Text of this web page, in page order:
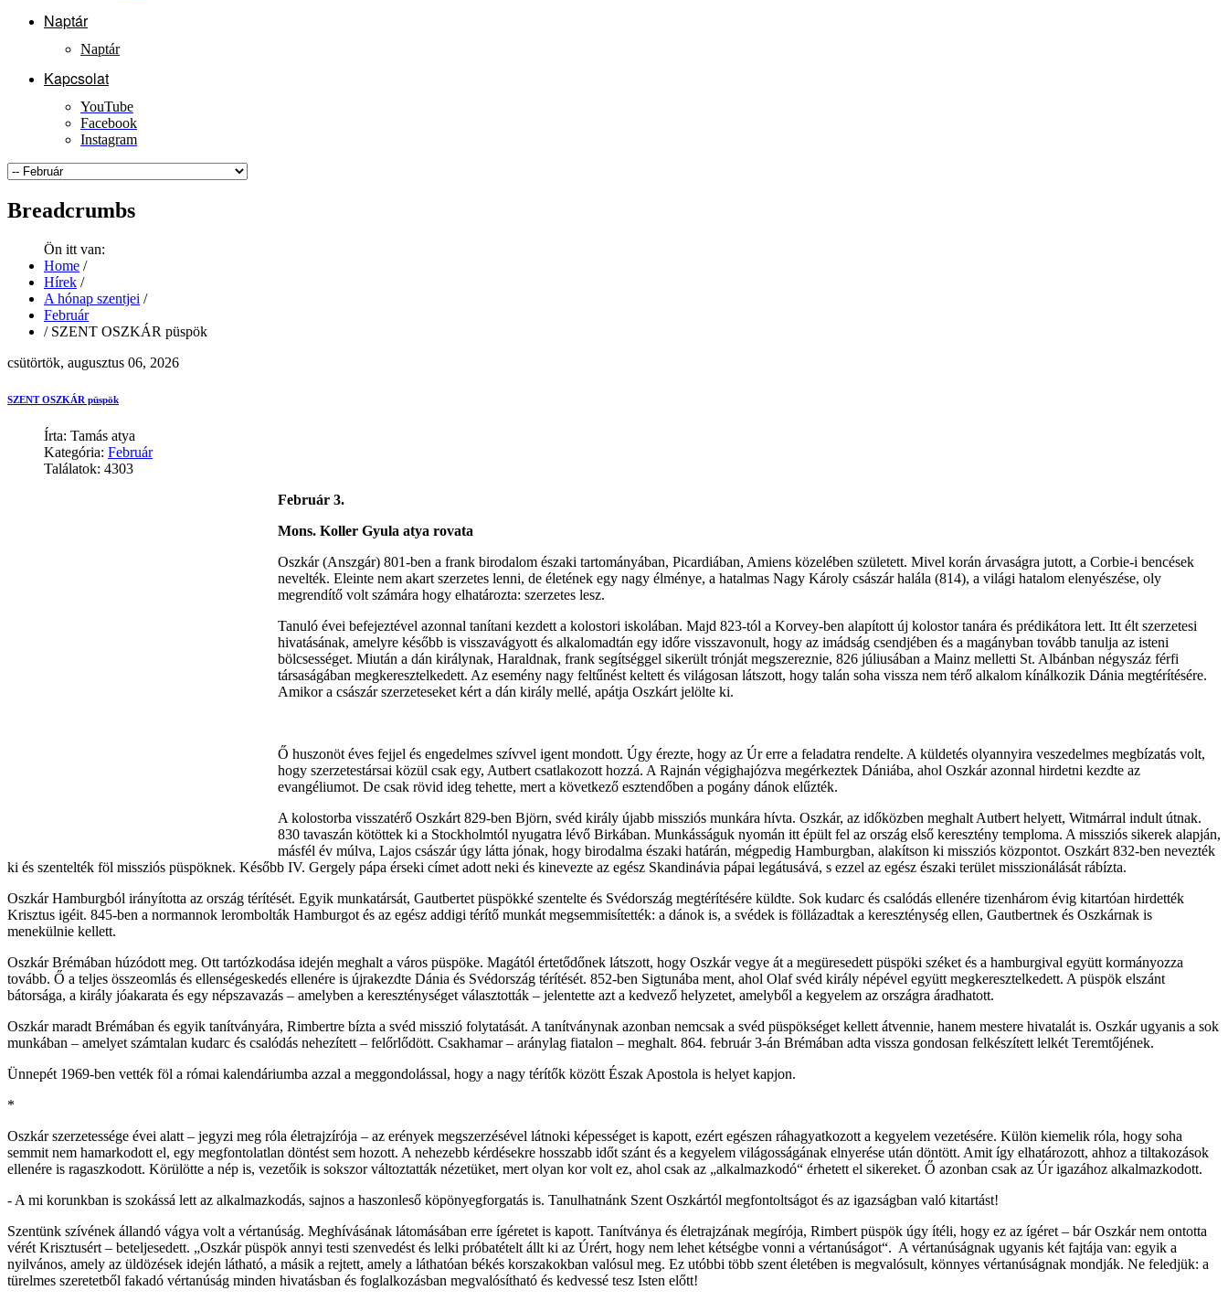
Naptár
Naptár
Kapcsolat
YouTube
Facebook
Instagram
Breadcrumbs
Ön itt van:
Home /
Hírek /
A hónap szentjei /
Február
/ SZENT OSZKÁR püspök
csütörtök, augusztus 06, 2026
SZENT OSZKÁR püspök
Írta: Tamás atya
Kategória: Február
Találatok: 4303
Február 3.
Mons. Koller Gyula atya rovata
Oszkár (Anszgár) 801-ben a frank birodalom északi tartományában, Picardiában, Amiens közelében született. Mivel korán árvaságra jutott, a Corbie-i bencések
nevelték. Eleinte nem akart szerzetes lenni, de életének egy nagy élménye, a hatalmas Nagy Károly császár halála (814), a világi hatalom elenyészése, oly
megrendítő volt számára hogy elhatározta: szerzetes lesz.
Tanuló évei befejeztével azonnal tanítani kezdett a kolostori iskolában. Majd 823-tól a Korvey-ben alapított új kolostor tanára és prédikátora lett. Itt élt szerzetesi
hivatásának, amelyre később is visszavágyott és alkalomadtán egy időre visszavonult, hogy az imádság csendjében és a magányban tovább tanulja az isteni
bölcsességet. Miután a dán királynak, Haraldnak, frank segítséggel sikerült trónját megszereznie, 826 júliusában a Mainz melletti St. Albánban négyszáz férfi
társaságában megkeresztelkedett. Az esemény nagy feltűnést keltett és világosan látszott, hogy talán soha vissza nem térő alkalom kínálkozik Dánia megtérítésére.
Amikor a császár szerzeteseket kért a dán király mellé, apátja Oszkárt jelölte ki.
Ő huszonöt éves fejjel és engedelmes szívvel igent mondott. Úgy érezte, hogy az Úr erre a feladatra rendelte. A küldetés olyannyira veszedelmes megbízatás volt,
hogy szerzetestársai közül csak egy, Autbert csatlakozott hozzá. A Rajnán végighajózva megérkeztek Dániába, ahol Oszkár azonnal hirdetni kezdte az
evangéliumot. De csak rövid ideg tehette, mert a következő esztendőben a pogány dánok elűzték.
A kolostorba visszatérő Oszkárt 829-ben Björn, svéd király újabb missziós munkára hívta. Oszkár, az időközben meghalt Autbert helyett, Witmárral indult útnak.
830 tavaszán kötöttek ki a Stockholmtól nyugatra lévő Birkában. Munkásságuk nyomán itt épült fel az ország első keresztény temploma. A missziós sikerek alapján,
másfél év múlva, Lajos császár úgy látta jónak, hogy birodalma északi határán, mégpedig Hamburgban, alakítson ki missziós központot. Oszkárt 832-ben nevezték
ki és szentelték föl missziós püspöknek. Később IV. Gergely pápa érseki címet adott neki és kinevezte az egész Skandinávia pápai legátusává, s ezzel az egész északi terület misszionálását rábízta.
Oszkár Hamburgból irányította az ország térítését. Egyik munkatársát, Gautbertet püspökké szentelte és Svédország megtérítésére küldte. Sok kudarc és csalódás ellenére tizenhárom évig kitartóan hirdették
Krisztus igéit. 845-ben a normannok lerombolták Hamburgot és az egész addigi térítő munkát megsemmisítették: a dánok is, a svédek is föllázadtak a kereszténység ellen, Gautbertnek és Oszkárnak is
menekülnie kellett.
Oszkár Brémában húzódott meg. Ott tartózkodása idején meghalt a város püspöke. Magától értetődőnek látszott, hogy Oszkár vegye át a megüresedett püspöki széket és a hamburgival együtt kormányozza
tovább. Ő a teljes összeomlás és ellenségeskedés ellenére is újrakezdte Dánia és Svédország térítését. 852-ben Sigtunába ment, ahol Olaf svéd király népével együtt megkeresztelkedett. A püspök elszánt
bátorsága, a király jóakarata és egy népszavazás – amelyben a kereszténységet választották – jelentette azt a kedvező helyzetet, amelyből a kegyelem az országra áradhatott.
Oszkár maradt Brémában és egyik tanítványára, Rimbertre bízta a svéd misszió folytatását. A tanítványnak azonban nemcsak a svéd püspökséget kellett átvennie, hanem mestere hivatalát is. Oszkár ugyanis a sok
munkában – amelyet számtalan kudarc és csalódás nehezített – felőrlődött. Csakhamar – aránylag fiatalon – meghalt. 864. február 3-án Brémában adta vissza gondosan felkészített lelkét Teremtőjének.
Ünnepét 1969-ben vették föl a római kalendáriumba azzal a meggondolással, hogy a nagy térítők között Észak Apostola is helyet kapjon.
*
Oszkár szerzetessége évei alatt – jegyzi meg róla életrajzírója – az erények megszerzésével látnoki képességet is kapott, ezért egészen ráhagyatkozott a kegyelem vezetésére. Külön kiemelik róla, hogy soha
semmit nem hamarkodott el, egy megfontolatlan döntést sem hozott. A nehezebb kérdésekre hosszabb időt szánt és a kegyelem világosságának elnyerése után döntött. Amit így elhatározott, ahhoz a tiltakozások
ellenére is ragaszkodott. Körülötte a nép is, vezetőik is sokszor változtatták nézetüket, mert olyan kor volt ez, ahol csak az „alkalmazkodó“ érhetett el sikereket. Ő azonban csak az Úr igazához alkalmazkodott.
- A mi korunkban is szokássá lett az alkalmazkodás, sajnos a haszonleső köpönyegforgatás is. Tanulhatnánk Szent Oszkártól megfontoltságot és az igazságban való kitartást!
Szentünk szívének állandó vágya volt a vértanúság. Meghívásának látomásában erre ígéretet is kapott. Tanítványa és életrajzának megírója, Rimbert püspök úgy ítéli, hogy ez az ígéret – bár Oszkár nem ontotta
vérét Krisztusért – beteljesedett. „Oszkár püspök annyi testi szenvedést és lelki próbatételt állt ki az Úrért, hogy nem lehet kétségbe vonni a vértanúságot“. A vértanúságnak ugyanis két fajtája van: egyik a
nyilvános, amely az üldözések idején látható, a másik a rejtett, amely a láthatóan békés korszakokban valósul meg. Ez utóbbi több szent életében is megvalósult, könnyes vértanúságnak mondják. Ne feledjük: a
türelmes szeretetből fakadó vértanúság minden hivatásban és foglalkozásban megvalósítható és kedvessé tesz Isten előtt!